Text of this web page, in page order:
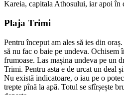
Kareia, capitala Athosului, iar apoi în
Plaja Trimi
Pentru început am ales să ies din
să nu fac o baie pe undeva. Ochisem
frumoase. Las mașina undeva pe un
Trimi. Pentru asta e de urcat un deal
Nu există indicatoare, o iau pe o
trepte pînă la apă. Totul se sfîrșește